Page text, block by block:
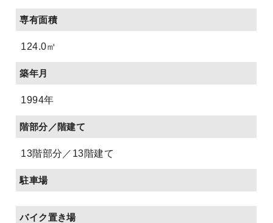
専有面積
124.0㎡
築年月
1994年
階部分／階建て
13階部分／13階建て
駐車場
バイク置き場